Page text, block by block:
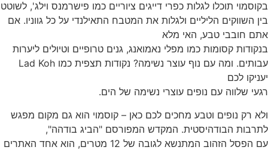
בקוסמוי תוכלו לגלות כפרי דייגים ציוריים כמו פישרמנס וילג', לשוטט
בין השווקים הליליים ולגלות את המטבח התאילנדי על כל גווניו. אם
אתם חובבי טבע, האי מלא
בנקודות קסומות כמו מפלי נאמואנג, גנים טרופיים וטיולים ליערות
עבותים. ומה עם נוף עוצר נשימה? נקודות תצפית כמו Lad Koh
יעניקו לכם
רגעי שלווה עם נופים עוצרי נשימה של הים.
ולא רק נופים וטבע מחכים לכם כאן – קוסמוי הוא גם מקום מפגש
לתרבות הבודהיסטית. המקדש המפורסם "הביג בודהה",
עם הפסל הזהוב המתנשא לגובה של 12 מטרים, הוא אחד האתרים